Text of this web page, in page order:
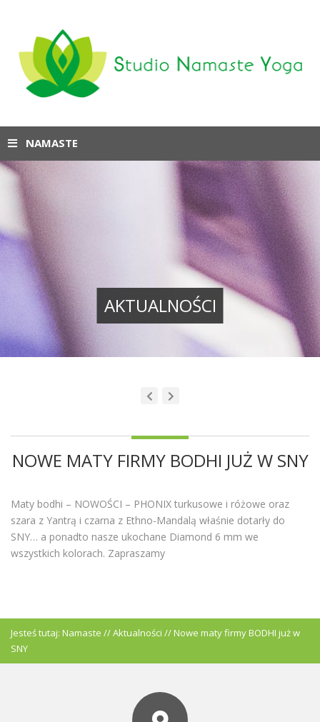
NAMASTE
AKTUALNOŚCI
NOWE MATY FIRMY BODHI JUŻ W SNY
Maty bodhi – NOWOŚCI – PHONIX turkusowe i różowe oraz
szara z Yantrą i czarna z Ethno-Mandalą właśnie dotarły do
SNY… a ponadto nasze ukochane Diamond 6 mm we
wszystkich kolorach. Zapraszamy
Jesteś tutaj: Namaste //Aktualności //Nowe maty firmy BODHI już w
SNY